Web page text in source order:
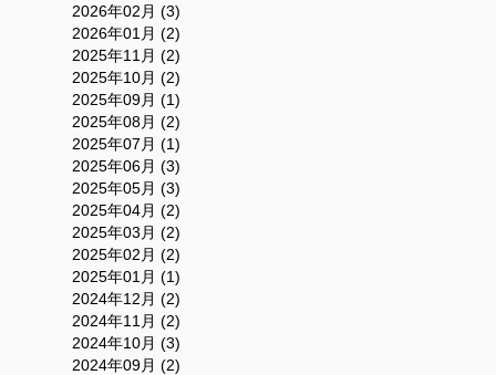
2026年02月 (3)
2026年01月 (2)
2025年11月 (2)
2025年10月 (2)
2025年09月 (1)
2025年08月 (2)
2025年07月 (1)
2025年06月 (3)
2025年05月 (3)
2025年04月 (2)
2025年03月 (2)
2025年02月 (2)
2025年01月 (1)
2024年12月 (2)
2024年11月 (2)
2024年10月 (3)
2024年09月 (2)